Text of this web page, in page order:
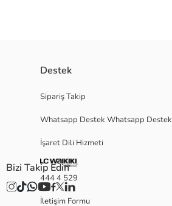
Ana Kumaş Şort:
Satıcı:
Marka:
Cinsiyet:
Destek
Sipariş Takip
Whatsapp Destek Whatsapp Destek
İşaret Dili Hizmeti
444 4 529
İletişim Formu
Bizi Takip Edin